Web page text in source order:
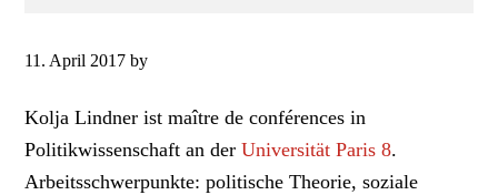
11. April 2017 by
Kolja Lindner ist maître de conférences in
Politikwissenschaft an derUniversität Paris 8.
Arbeitsschwerpunkte: politische Theorie, soziale